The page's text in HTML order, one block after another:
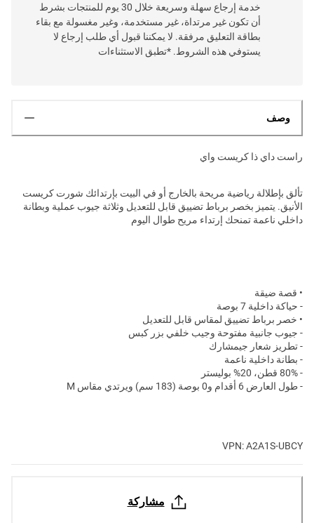
خدمة إرجاع سهلة وسريعة خلال 30 يوم للمنتجات بشرط
أن تكون غير مرتداة، غير مستخدمة، وغير مغسولة مع بقاء
بطاقة التعليق مرفقة. لا يمكننا قبول أي طلب إرجاع لا
يستوفي هذه الشروط. *تطبق الاستثناءات
وصف
راست داي ذا كريست واي
تألق بإطلالة رياضية مريحة بالخارج أو في البيت بإرتدائك شورت كريست
الأنيق. يتميز بخصر برباط تضييق قابل للتعديل وثلاثة جيوب عملية وبطانة
داخلي ناعمة تمنحك إرتداء مريح طوال اليوم
• قصة ضيقة
- حياكة داخلية 7 بوصة
• خصر برباط تضييق لمقاس قابل للتعديل
- جيوب جانبية مفتوحة وجيب خلفي بزر كبس
- تطريز شعار جيمشارك
- بطانة داخلية ناعمة
- 80% قطن، 20% بوليستر
- طول العارض 6 أقدام و0 بوصة (183 سم) ويرتدي مقاس M
VPN: A2A1S-UBCY
مشاركة